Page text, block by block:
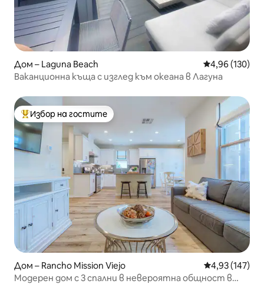
Дом – Laguna Beach Средна
4,96 (130)
Ваканционна къща с изглед към океана в Лагуна
Най-популярен избор на гостите
Избор на гостите
Дом – Rancho Mission Viejo Средна
4,93 (147)
Модерен дом с 3 спални в невероятна общност в